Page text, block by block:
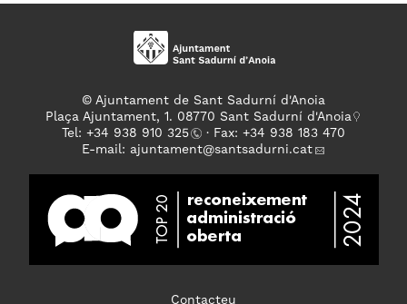
© Ajuntament de Sant Sadurní d'Anoia
Plaça Ajuntament, 1. 08770 Sant Sadurní d'Anoia
Tel: +34 938 910 325
· Fax: +34 938 183 470
E-mail: ajuntament@santsadurni.cat
Contacteu